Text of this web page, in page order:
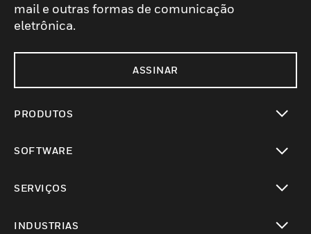
mail e outras formas de comunicação
eletrônica.
ASSINAR
PRODUTOS
SOFTWARE
SERVIÇOS
INDUSTRIAS